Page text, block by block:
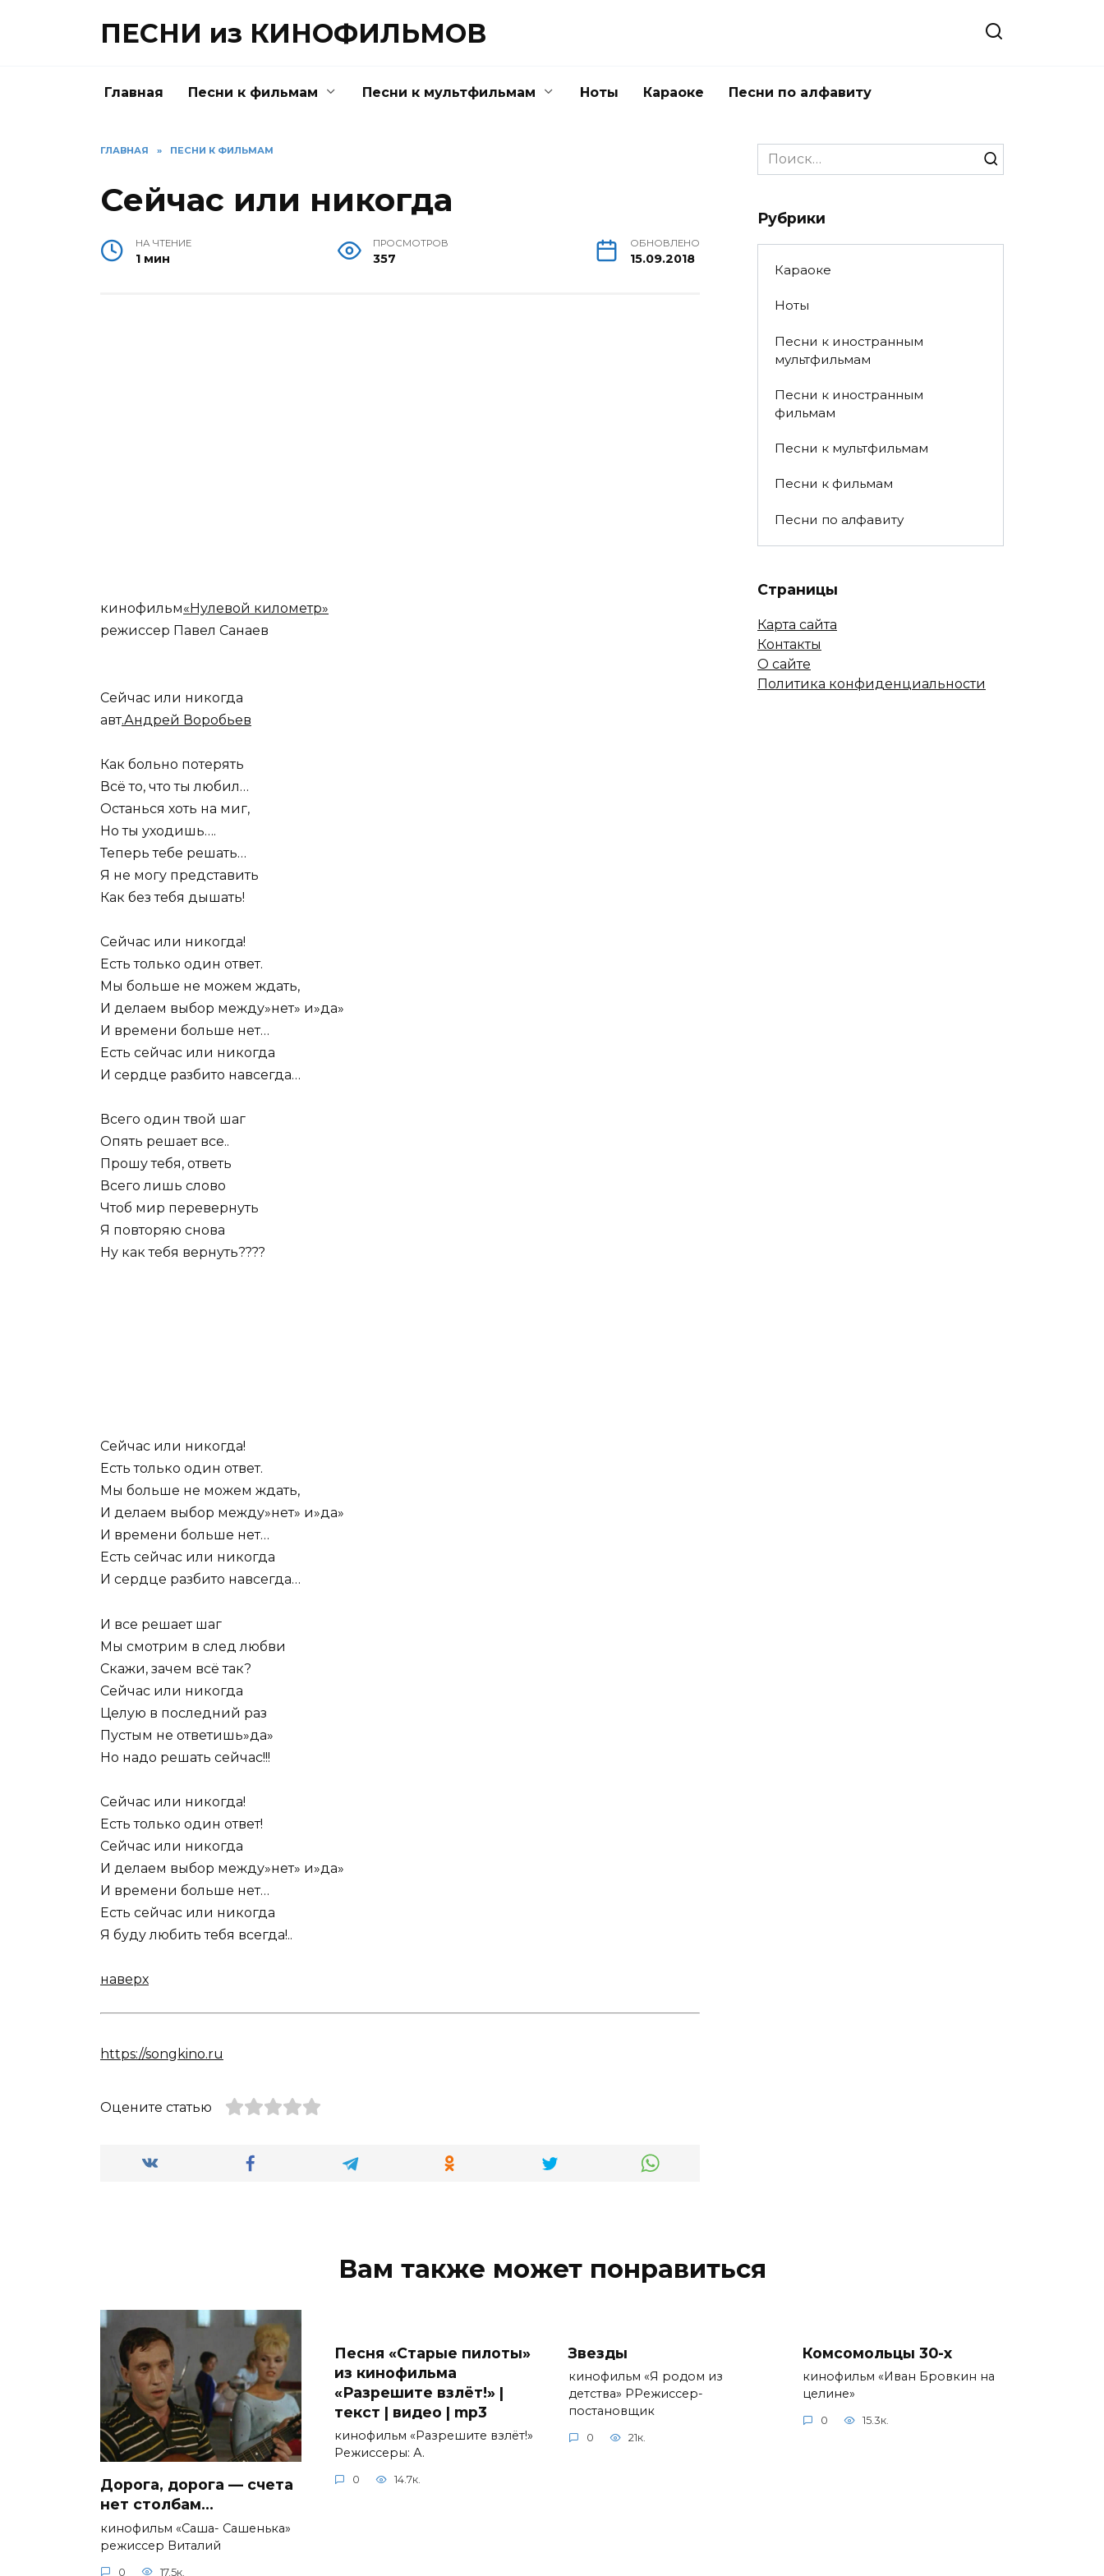
ПЕСНИ из КИНОФИЛЬМОВ
Главная Песни к фильмам Песни к мультфильмам Ноты Караоке Песни по алфавиту
ГЛАВНАЯ » ПЕСНИ К ФИЛЬМАМ
Сейчас или никогда
НА ЧТЕНИЕ
1 мин
ПРОСМОТРОВ
357
ОБНОВЛЕНО
15.09.2018
кинофильм«Нулевой километр»
режиссер Павел Санаев
Сейчас или никогда
авт.Андрей Воробьев
Как больно потерять
Всё то, что ты любил…
Останься хоть на миг,
Но ты уходишь….
Теперь тебе решать…
Я не могу представить
Как без тебя дышать!
Сейчас или никогда!
Есть только один ответ.
Мы больше не можем ждать,
И делаем выбор между»нет» и»да»
И времени больше нет…
Есть сейчас или никогда
И сердце разбито навсегда…
Всего один твой шаг
Опять решает все..
Прошу тебя, ответь
Всего лишь слово
Чтоб мир перевернуть
Я повторяю снова
Ну как тебя вернуть????
Сейчас или никогда!
Есть только один ответ.
Мы больше не можем ждать,
И делаем выбор между»нет» и»да»
И времени больше нет…
Есть сейчас или никогда
И сердце разбито навсегда…
И все решает шаг
Мы смотрим в след любви
Скажи, зачем всё так?
Сейчас или никогда
Целую в последний раз
Пустым не ответишь»да»
Но надо решать сейчас!!!
Сейчас или никогда!
Есть только один ответ!
Сейчас или никогда
И делаем выбор между»нет» и»да»
И времени больше нет…
Есть сейчас или никогда
Я буду любить тебя всегда!..
наверх
https://songkino.ru
Оцените статью
Search
for:
Рубрики
Караоке
Ноты
Песни к иностранным
мультфильмам
Песни к иностранным
фильмам
Песни к мультфильмам
Песни к фильмам
Песни по алфавиту
Страницы
Карта сайта
Контакты
О сайте
Политика конфиденциальности
Вам также может понравиться
Дорога, дорога — счета
нет столбам…
кинофильм «Саша- Сашенька»
режиссер Виталий
0 17.5к.
Песня «Старые пилоты»
из кинофильма
«Разрешите взлёт!» |
текст | видео | mp3
кинофильм «Разрешите взлёт!»
Режиссеры: А.
0 14.7к.
Звезды
кинофильм «Я родом из
детства» РРежиссер-
постановщик
0 21к.
Комсомольцы 30-x
кинофильм «Иван Бровкин на
целине»
0 15.3к.